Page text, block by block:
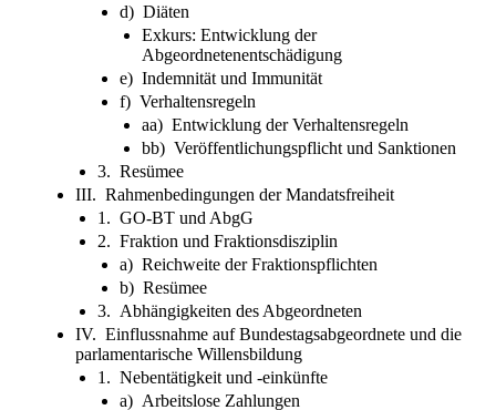
d) Diäten
Exkurs: Entwicklung der
Abgeordnetenentschädigung
e) Indemnität und Immunität
f) Verhaltensregeln
aa) Entwicklung der Verhaltensregeln
bb) Veröffentlichungspflicht und Sanktionen
3. Resümee
III. Rahmenbedingungen der Mandatsfreiheit
1. GO-BT und AbgG
2. Fraktion und Fraktionsdisziplin
a) Reichweite der Fraktionspflichten
b) Resümee
3. Abhängigkeiten des Abgeordneten
IV. Einflussnahme auf Bundestagsabgeordnete und die
parlamentarische Willensbildung
1. Nebentätigkeit und -einkünfte
a) Arbeitslose Zahlungen